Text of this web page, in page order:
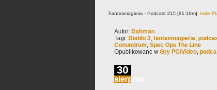
Fantasmagieria - Podcast 215 [91:18m]: Hide
Autor: Dahman
Tagi: Diablo 3, fantasmagieria,
Conundrum, Spec Ops The Line
Opublikowane w Gry PC/Video,
30
sierpnia